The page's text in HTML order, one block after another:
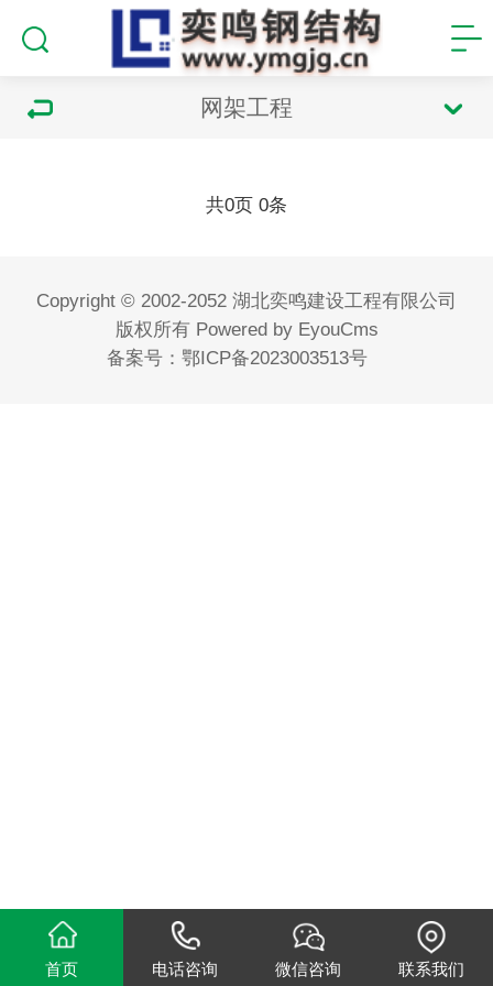
网架工程
共0页 0条
Copyright © 2002-2052 湖北奕鸣建设工程有限公司
版权所有Powered by EyouCms
备案号： 鄂ICP备2023003513号
首页 电话咨询 微信咨询 联系我们